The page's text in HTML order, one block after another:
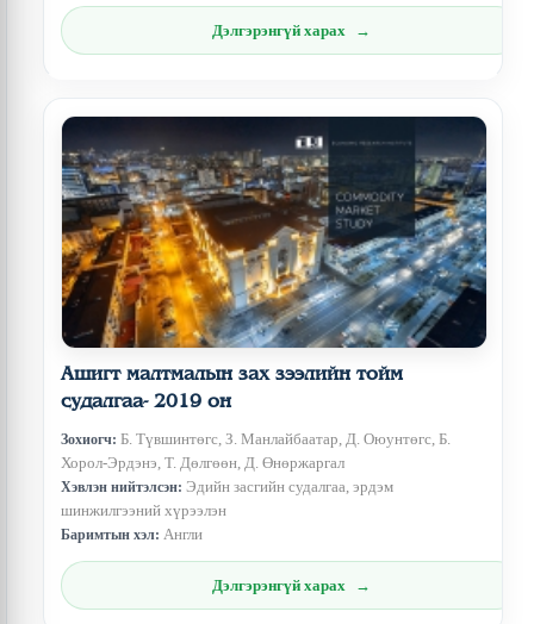
Дэлгэрэнгүй харах
Ашигт малтмалын зах зээлийн тойм
судалгаа- 2019 он
Зохиогч: Б. Түвшинтөгс, З. Манлайбаатар, Д. Оюунтөгс, Б.
Хорол-Эрдэнэ, Т. Дөлгөөн, Д. Өнөржаргал
Хэвлэн нийтэлсэн: Эдийн засгийн судалгаа, эрдэм
шинжилгээний хүрээлэн
Баримтын хэл: Англи
Дэлгэрэнгүй харах